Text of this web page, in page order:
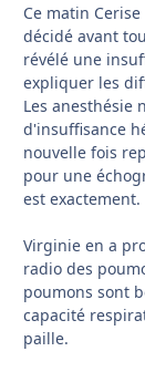
Ce matin
décidé avant
révélé une
expliquer les
Les anesthésie
d'insuffisance
nouvelle fois
pour une
est exactement.
Virginie en a
radio des
poumons sont
capacité
paille.